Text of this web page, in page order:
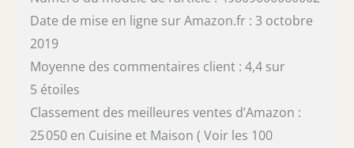
Date de mise en ligne sur Amazon.fr : 3 octobre
2019
Moyenne des commentaires client : 4,4 sur
5 étoiles
Classement des meilleures ventes d’Amazon :
25 050 en Cuisine et Maison ( Voir les 100